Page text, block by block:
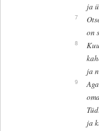
ja
7
on
8
ja
9
ja